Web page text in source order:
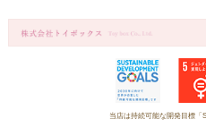
当店は持続可能な開発目標「